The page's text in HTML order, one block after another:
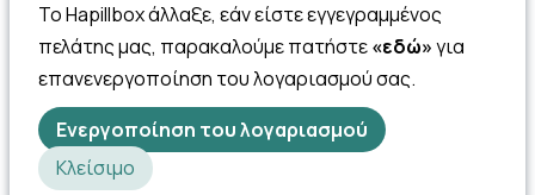
18.45€
Το Hapillbox άλλαξε, εάν είστε εγγεγραμμένος
πελάτης μας, παρακαλούμε πατήστε«εδώ»για
επανενεργοποίηση του λογαριασμού σας.
Ενεργοποίηση του λογαριασμού
Κλείσιμο